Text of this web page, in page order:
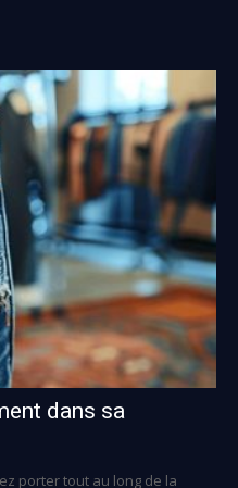
dans sa
porter tout au long de la